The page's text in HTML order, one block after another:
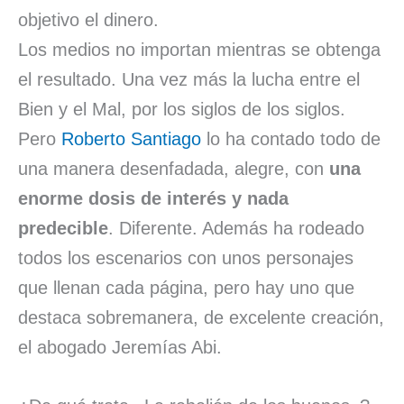
objetivo el dinero.
Los medios no importan mientras se obtenga
el resultado. Una vez más la lucha entre el
Bien y el Mal, por los siglos de los siglos.
Pero Roberto Santiago lo ha contado todo de
una manera desenfadada, alegre, con una
enorme dosis de interés y nada
predecible. Diferente. Además ha rodeado
todos los escenarios con unos personajes
que llenan cada página, pero hay uno que
destaca sobremanera, de excelente creación,
el abogado Jeremías Abi.